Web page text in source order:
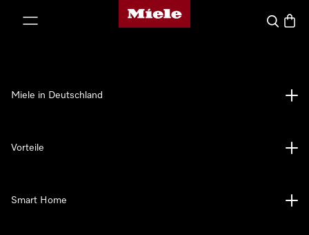
Miele-Homepage
Suche
Miele in Deutschland
Vorteile
Smart Home